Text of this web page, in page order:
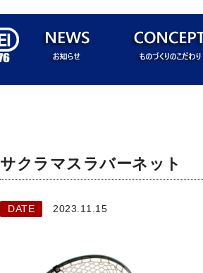
サクラマスラバーネット
DATE 2023.11.15